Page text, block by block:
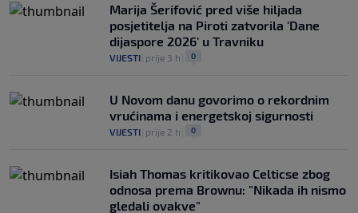
Marija Šerifović pred više hiljada
posjetitelja na Piroti zatvorila 'Dane
dijaspore 2026' u Travniku
VIJESTI prije 3 h 0
U Novom danu govorimo o rekordnim
vrućinama i energetskoj sigurnosti
VIJESTI prije 2 h 0
Isiah Thomas kritikovao Celticse zbog
odnosa prema Brownu: "Nikada ih nismo
gledali ovakve"